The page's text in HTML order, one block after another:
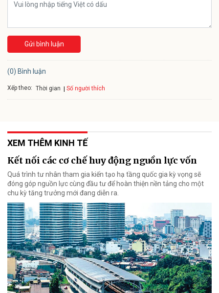
Gửi bình luận
(0) Bình luận
Xếp theo: Thời gian Số người thích
XEM THÊM KINH TẾ
Kết nối các cơ chế huy động nguồn lực vốn
Quá trình tư nhân tham gia kiến tạo hạ tầng quốc gia kỳ vọng sẽ
đóng góp nguồn lực cùng đầu tư để hoàn thiện nền tảng cho một
chu kỳ tăng trưởng mới đang diễn ra.